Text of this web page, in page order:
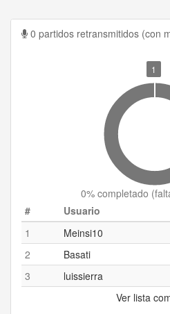
0 partidos retransmitidos (con
1
0% completado (
#
Usuario
1
Meinsi10
2
Basati
3
luissierra
Ver lista